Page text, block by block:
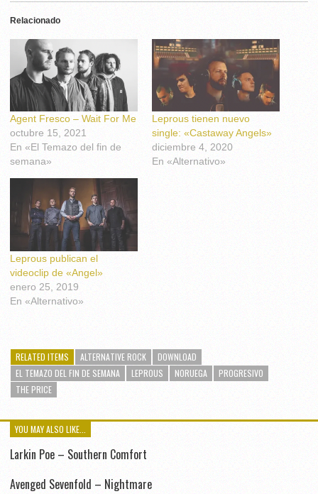
Relacionado
Agent Fresco – Wait For Me
octubre 15, 2021
En «El Temazo del fin de
semana»
Leprous tienen nuevo
single: «Castaway Angels»
diciembre 4, 2020
En «Alternativo»
Leprous publican el
videoclip de «Angel»
enero 25, 2019
En «Alternativo»
RELATED ITEMS ALTERNATIVE ROCK
DOWNLOAD
EL TEMAZO DEL FIN DE SEMANA
LEPROUS NORUEGA
PROGRESIVO
THE PRICE
YOU MAY ALSO LIKE...
Larkin Poe – Southern Comfort
Avenged Sevenfold – Nightmare